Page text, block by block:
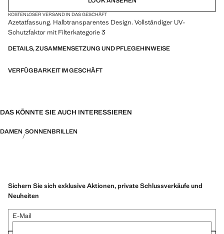
KOSTENLOSER VERSAND IN DAS GESCHÄFT
Azetatfassung. Halbtransparentes Design. Vollständiger UV-
Schutzfaktor mit Filterkategorie 3
DETAILS, ZUSAMMENSETZUNG UND PFLEGEHINWEISE
VERFÜGBARKEIT IM GESCHÄFT
DAS KÖNNTE SIE AUCH INTERESSIEREN
DAMEN SONNENBRILLEN
Sichern Sie sich exklusive Aktionen, private Schlussverkäufe und
Neuheiten
E-Mail